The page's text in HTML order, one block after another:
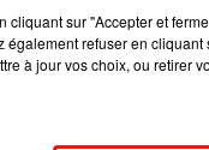
football et culture
latine. Ses
traditionnelles, avec
salé à base de farce
cliquant sur "Accepter et
également refuser en
à jour vos choix, ou retirer